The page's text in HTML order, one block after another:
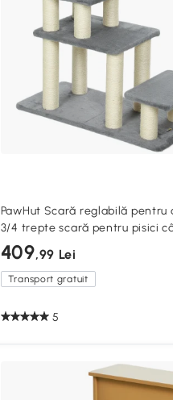
PawHut Scară reglabilă pentru
3/4 trepte scară pentru pisici
zgârietoare sisal 70 x 32 x 68
409,99 Lei
Transport gratuit
5